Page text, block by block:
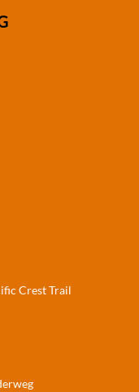
Crest Trail